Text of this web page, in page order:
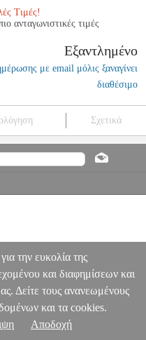
Τιμές!
ανταγωνιστικές τιμές
Εξαντλημένο
με email μόλις ξαναγίνει
διαθέσιμο
Σχετικά
TONE
MSC.302074
POWERSTROKE 3
την ευκολία της
και διαφημίσεων και
Δείτε τους ανανεωμένους
και τα cookies.
Αποδοχή